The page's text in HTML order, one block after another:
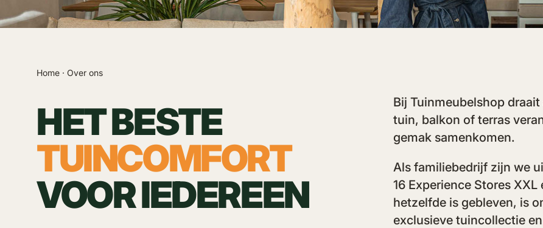
Home · Over ons
HET BESTE
TUINCOMFORT
VOOR IEDEREEN
Bij Tuinmeubelshop
tuin, balkon of terras
gemak samenkomen.
Als familiebedrijf zijn we
16 Experience Stores
hetzelfde is gebleven, is
exclusieve tuincollectie